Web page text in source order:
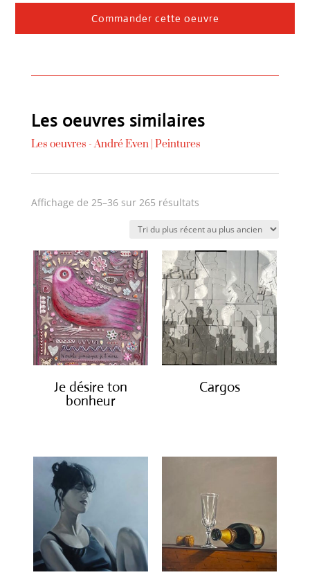
Commander cette oeuvre
Les oeuvres similaires
Les oeuvres -André Even| Peintures
Affichage de 25–36 sur 265 résultatsTrié
plus
récent
au
plus
ancien
Je désire ton
bonheur
Cargos